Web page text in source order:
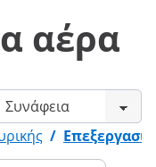
αέρα
/